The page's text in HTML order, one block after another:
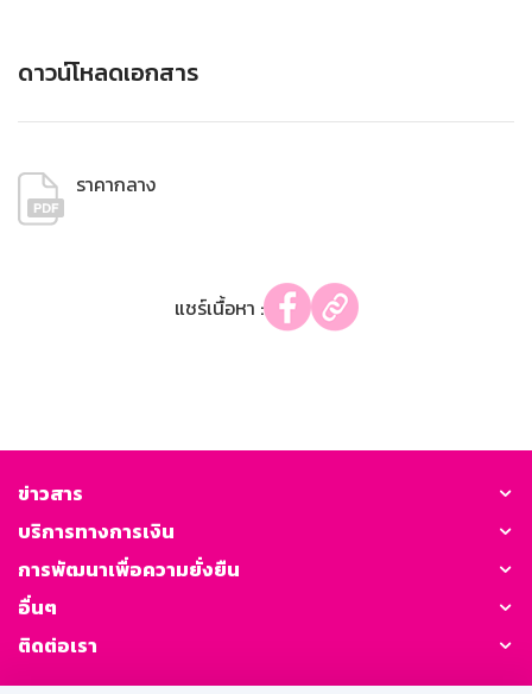
ดาวน์โหลดเอกสาร
ราคากลาง
แชร์เนื้อหา :
ข่าวสาร
บริการทางการเงิน
การพัฒนาเพื่อความยั่งยืน
อื่นๆ
ติดต่อเรา